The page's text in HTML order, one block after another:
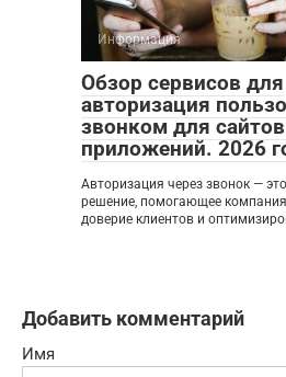
Информация
Обзор сервисов для
авторизация
звонком для
приложений. 2026
Авторизация через звонок —
решение, помогающее
доверие клиентов и
Добавить комментарий
Имя